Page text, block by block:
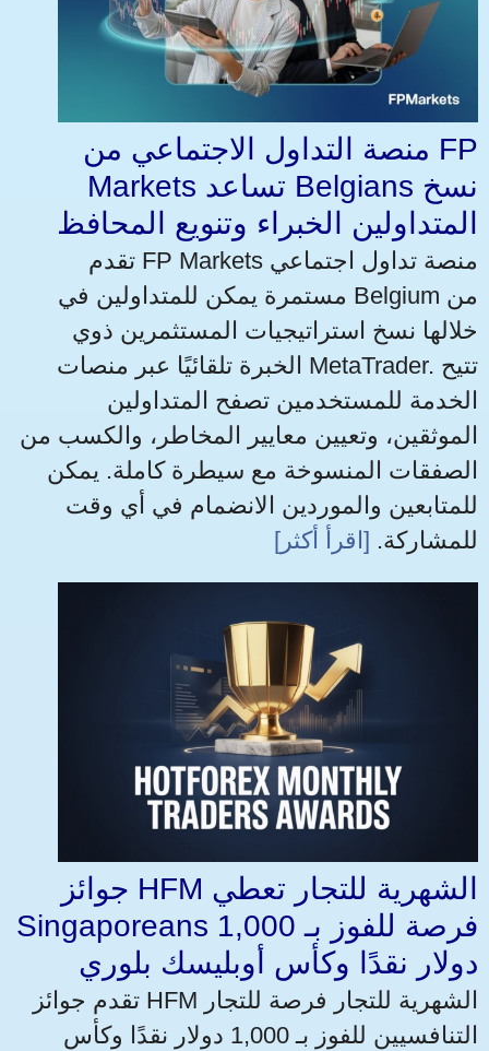
منصة التداول الاجتماعي من FP
Markets تساعد Belgians نسخ
المتداولين الخبراء وتنويع المحافظ
تقدم FP Markets منصة تداول اجتماعي
مستمرة يمكن للمتداولين في Belgium من
خلالها نسخ استراتيجيات المستثمرين ذوي
الخبرة تلقائيًا عبر منصات MetaTrader. تتيح
الخدمة للمستخدمين تصفح المتداولين
الموثقين، وتعيين معايير المخاطر، والكسب من
الصفقات المنسوخة مع سيطرة كاملة. يمكن
للمتابعين والموردين الانضمام في أي وقت
للمشاركة. [اقرأ أكثر]
جوائز HFM الشهرية للتجار تعطي
Singaporeans فرصة للفوز بـ 1,000
دولار نقدًا وكأس أوبليسك بلوري
تقدم جوائز HFM الشهرية للتجار فرصة للتجار
التنافسيين للفوز بـ 1,000 دولار نقدًا وكأس